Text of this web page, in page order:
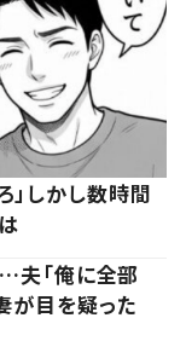
しかし数時間
夫「俺に全部
が目を疑った